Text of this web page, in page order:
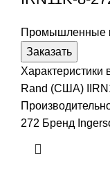
Промышленные
Заказать
Характеристики
Rand (США)
272 Бренд